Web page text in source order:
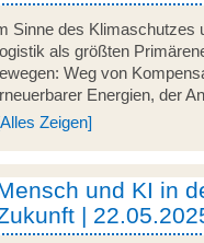
Sinne des Klimaschutzes
als größten
Weg von
Energien, der
Zeigen]
und KI in
|